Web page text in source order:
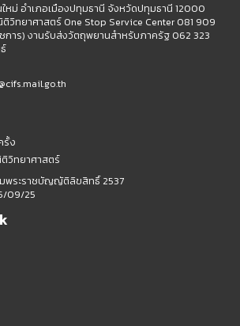
ใหม่ อำเภอเมืองปทุมธานี จังหวัดปทุมธานี 12000
วิทยาศาสตร์ One Stop Service Center 081 909
ชการ) งานรับส่งวัตถุพยานสำหรับภาครัฐ 062 323
รั้ง
ติวิทยาศาสตร์
พระราชบัญญัติลิขสิทธิ์ 2537
09/25